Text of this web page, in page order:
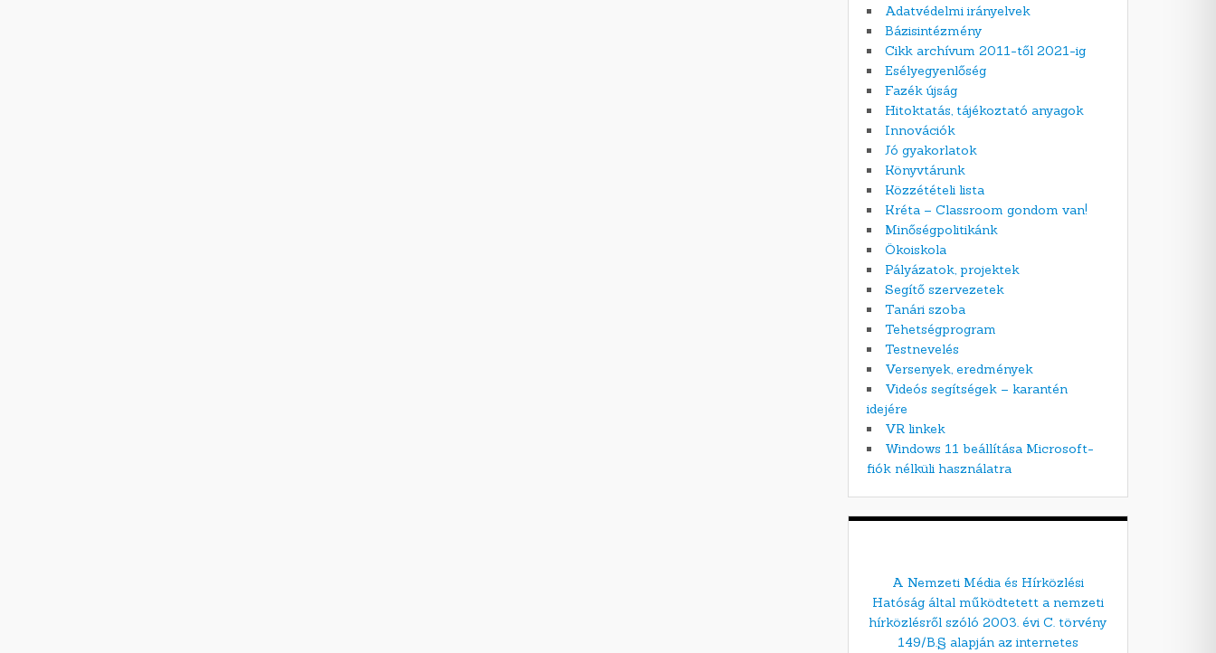
Adatvédelmi irányelvek
Bázisintézmény
Cikk archívum 2011-től 2021-ig
Esélyegyenlőség
Fazék újság
Hitoktatás, tájékoztató anyagok
Innovációk
Jó gyakorlatok
Könyvtárunk
Közzétételi lista
Kréta – Classroom gondom van!
Minőségpolitikánk
Ökoiskola
Pályázatok, projektek
Segítő szervezetek
Tanári szoba
Tehetségprogram
Testnevelés
Versenyek, eredmények
Videós segítségek – karantén
idejére
VR linkek
Windows 11 beállítása Microsoft-
fiók nélküli használatra
A Nemzeti Média és Hírközlési
Hatóság által működtetett a nemzeti
hírközlésről szóló 2003. évi C. törvény
149/B.§ alapján az internetes